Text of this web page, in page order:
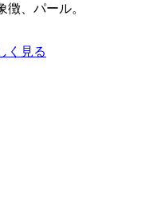
徴、パール。
く見る